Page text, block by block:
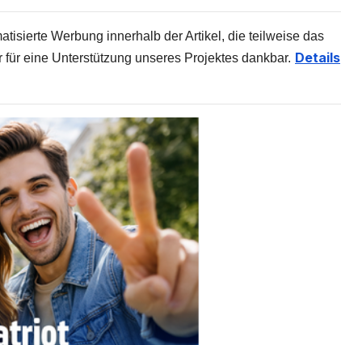
Werbung innerhalb der Artikel, die teilweise das
eine Unterstützung unseres Projektes dankbar. Details